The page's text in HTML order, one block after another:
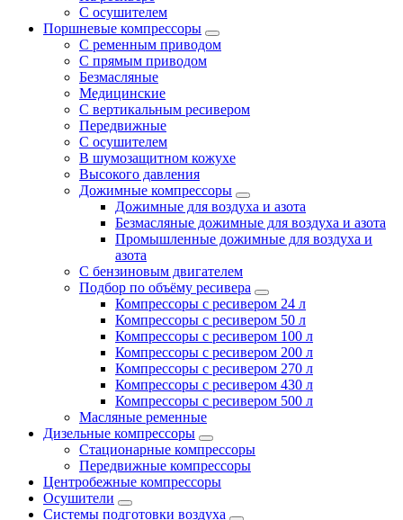
С осушителем
Поршневые компрессоры
С ременным приводом
С прямым приводом
Безмасляные
Медицинские
С вертикальным ресивером
Передвижные
С осушителем
В шумозащитном кожухе
Высокого давления
Дожимные компрессоры
Дожимные для воздуха и азота
Безмасляные дожимные для воздуха и азота
Промышленные дожимные для воздуха и
азота
С бензиновым двигателем
Подбор по объёму ресивера
Компрессоры с ресивером 24 л
Компрессоры с ресивером 50 л
Компрессоры с ресивером 100 л
Компрессоры с ресивером 200 л
Компрессоры с ресивером 270 л
Компрессоры с ресивером 430 л
Компрессоры с ресивером 500 л
Масляные ременные
Дизельные компрессоры
Стационарные компрессоры
Передвижные компрессоры
Центробежные компрессоры
Осушители
Системы подготовки воздуха